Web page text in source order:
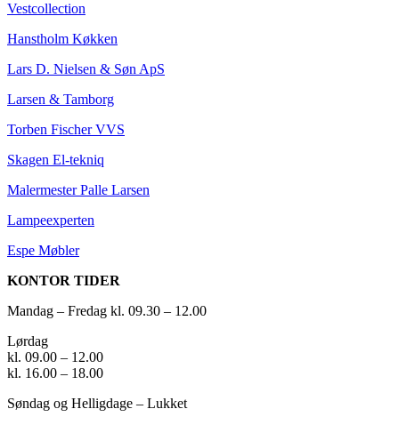
Vestcollection
Hanstholm Køkken
Lars D. Nielsen & Søn ApS
Larsen & Tamborg
Torben Fischer VVS
Skagen El-tekniq
Malermester Palle Larsen
Lampeexperten
Espe Møbler
KONTOR TIDER
Mandag – Fredag kl. 09.30 – 12.00
Lørdag
kl. 09.00 – 12.00
kl. 16.00 – 18.00
Søndag og Helligdage – Lukket